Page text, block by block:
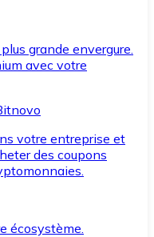
grande envergure.
avec votre
votre entreprise et
des coupons
écosystème.